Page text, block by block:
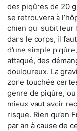
des piqûres de 20
se retrouvera à
chien qui subit leur
dans le corps, il
d’une simple
attaqué, des
douloureux. La
zone touchée
genre de piqûre,
mieux vaut avoir
risque. Rien qu’en
par an à cause de